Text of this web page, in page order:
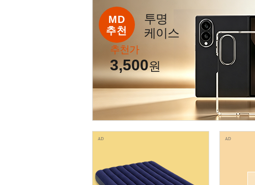
MD
추천
투명
케이스
추천가
3,500원
AD AD